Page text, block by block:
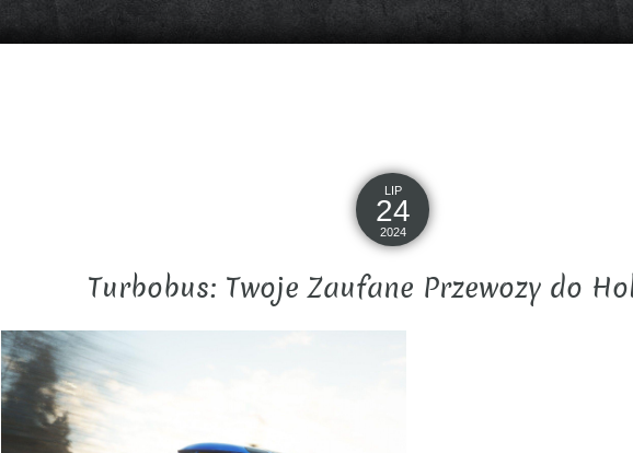
LIP
24
2024
Turbobus: Twoje Zaufane Przewozy do